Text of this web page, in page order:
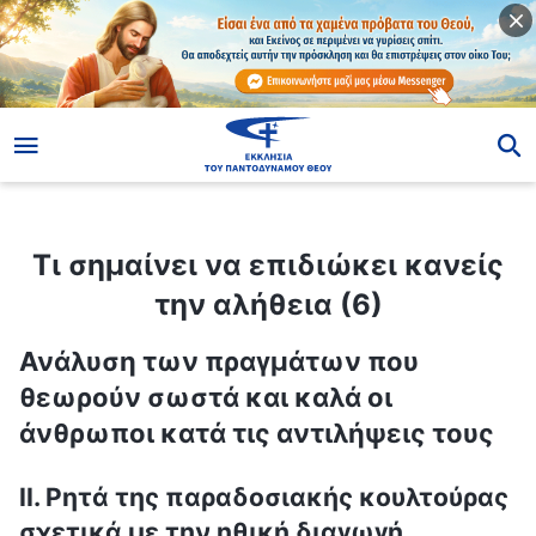
Τι σημαίνει να επιδιώκει κανείς την αλήθεια (6)
Τι σημαίνει να επιδιώκει κανείς
την αλήθεια (6)
Ανάλυση των πραγμάτων που
θεωρούν σωστά και καλά οι
άνθρωποι κατά τις αντιλήψεις τους
ΙΙ. Ρητά της παραδοσιακής κουλτούρας